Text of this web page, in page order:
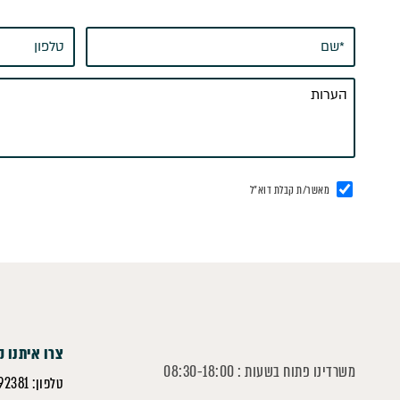
מאשר/ת קבלת דוא"ל
משרדינו פתוח בשעות : 08:30-18:00
צרו
טלפון: 052-8392381